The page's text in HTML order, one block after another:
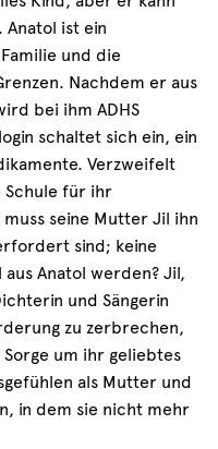
ist ein
und die
Nachdem er aus
bei ihm ADHS
schaltet sich ein, ein
Verzweifelt
Schule für ihr
seine Mutter Jil ihn
sind; keine
Anatol werden? Jil,
und Sängerin
zu zerbrechen,
um ihr geliebtes
als Mutter und
in dem sie nicht mehr